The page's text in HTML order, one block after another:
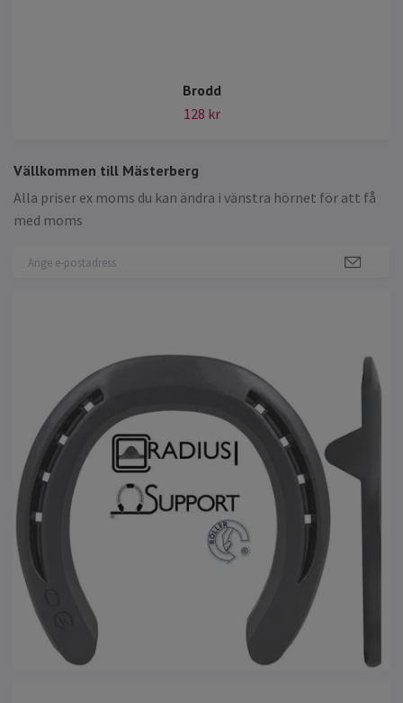
Vällkommen till Mästerberg
Alla priser ex moms du kan ändra i vänstra hörnet för att få
med moms
Brodd
128 kr